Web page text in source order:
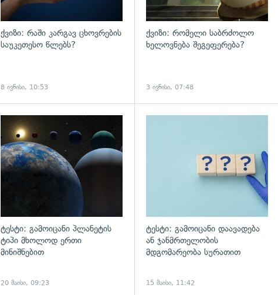
ქვიზი: რაში კარგავ ცხოვრების
საუკეთესო წლებს?
8 ივნისი, 10:53
ქვიზი: რომელი საბრძოლო
ხელოვნება შეგეფერება?
3 ივნისი, 07:48
ტესტი: გამოიცანი პლანეტის
ტიპი მხოლოდ ერთი
მინიშნებით
20 მაისი, 09:23
ტესტი: გამოიცანი დაავადება
ან ჯანმრთელობის
მდგომარეობა სურათით
15 მაისი, 11:42